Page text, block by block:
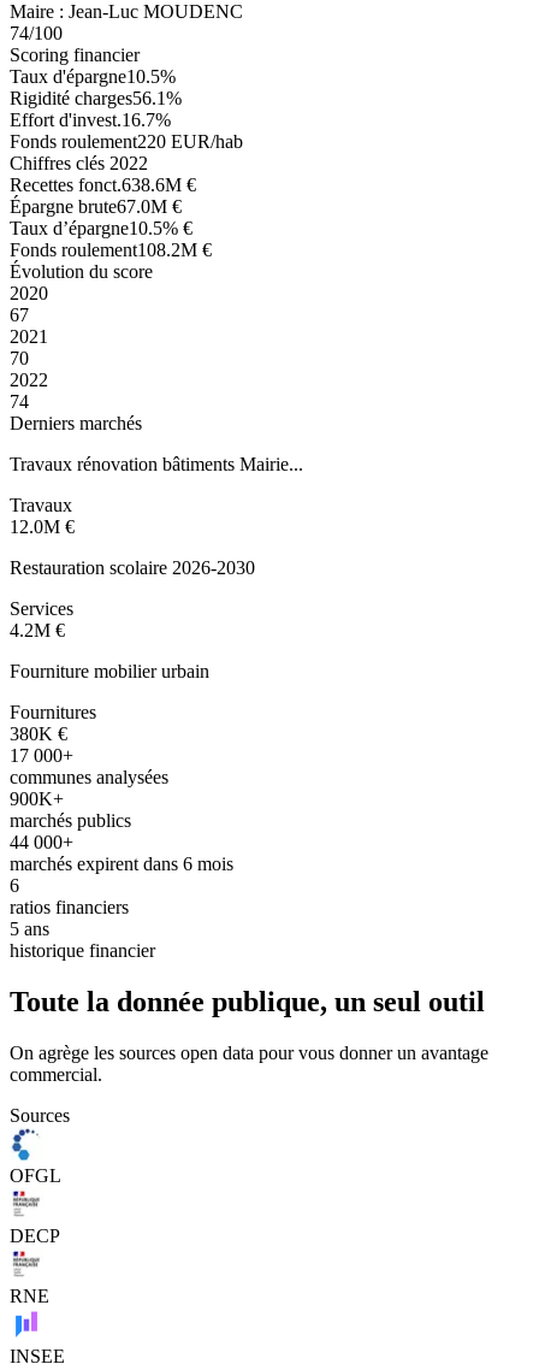
Maire : Jean-Luc MOUDENC
74/100
Scoring financier
Taux d'épargne10.5%
Rigidité charges56.1%
Effort d'invest.16.7%
Fonds roulement220 EUR/hab
Chiffres clés 2022
Recettes fonct.638.6M €
Épargne brute67.0M €
Taux d’épargne10.5% €
Fonds roulement108.2M €
Évolution du score
2020
67
2021
70
2022
74
Derniers marchés
Travaux rénovation bâtiments Mairie...
Travaux
12.0M €
Restauration scolaire 2026-2030
Services
4.2M €
Fourniture mobilier urbain
Fournitures
380K €
17 000+
communes analysées
900K+
marchés publics
44 000+
marchés expirent dans 6 mois
6
ratios financiers
5 ans
historique financier
Toute la donnée publique, un seul outil
On agrège les sources open data pour vous donner un avantage
commercial.
Sources
OFGL
DECP
RNE
INSEE